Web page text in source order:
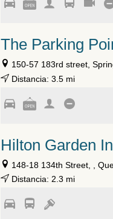
The Parking
150-57 183rd street,
Distancia: 3.5 mi
Hilton Garden
148-18 134th Street, ,
Distancia: 2.3 mi